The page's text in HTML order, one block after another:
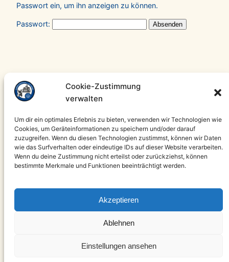
Cookie-Zustimmung
verwalten
Um dir ein optimales Erlebnis zu bieten, verwenden wir Technologien wie
Cookies, um Geräteinformationen zu speichern und/oder darauf
zuzugreifen. Wenn du diesen Technologien zustimmst, können wir Daten
wie das Surfverhalten oder eindeutige IDs auf dieser Website verarbeiten.
Wenn du deine Zustimmung nicht erteilst oder zurückziehst, können
bestimmte Merkmale und Funktionen beeinträchtigt werden.
Akzeptieren
Ablehnen
Einstellungen ansehen
Passwort ein, um ihn anzeigen zu können.
Passwort:
Instagram
Facebook
Hier geht es zu unserem verbandseigenem Ausrüster